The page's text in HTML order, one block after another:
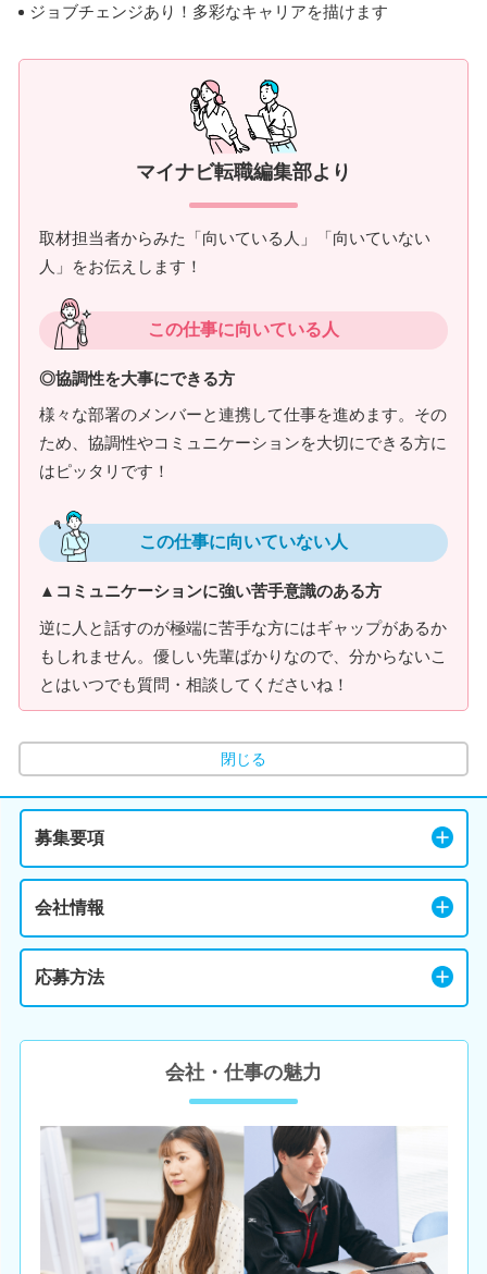
ジョブチェンジあり！多彩なキャリアを描けます
マイナビ転職編集部より
取材担当者からみた「向いている人」「向いていない
人」をお伝えします！
この仕事に向いている人
◎協調性を大事にできる方
様々な部署のメンバーと連携して仕事を進めます。その
ため、協調性やコミュニケーションを大切にできる方に
はピッタリです！
この仕事に向いていない人
▲コミュニケーションに強い苦手意識のある方
逆に人と話すのが極端に苦手な方にはギャップがあるか
もしれません。優しい先輩ばかりなので、分からないこ
とはいつでも質問・相談してくださいね！
閉じる
募集要項
会社情報
応募方法
会社・仕事の魅力